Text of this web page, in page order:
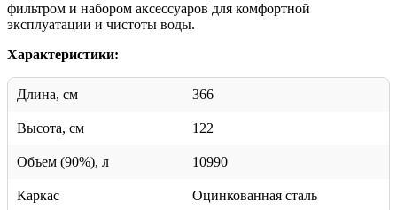
фильтром и набором аксессуаров для комфортной
эксплуатации и чистоты воды.
Характеристики:
Длина, см 366
Высота, см 122
Объем (90%), л 10990
Каркас Оцинкованная сталь